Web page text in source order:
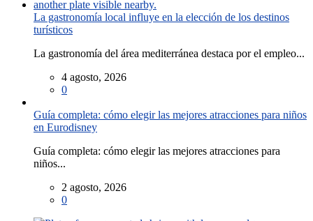
La gastronomía local influye en la elección de los destinos
turísticos
La gastronomía del área mediterránea destaca por el empleo...
4 agosto, 2026
0
Guía completa: cómo elegir las mejores atracciones para niños
en Eurodisney
Guía completa: cómo elegir las mejores atracciones para
niños...
2 agosto, 2026
0